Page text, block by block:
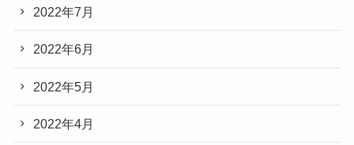
2022年7月
2022年6月
2022年5月
2022年4月